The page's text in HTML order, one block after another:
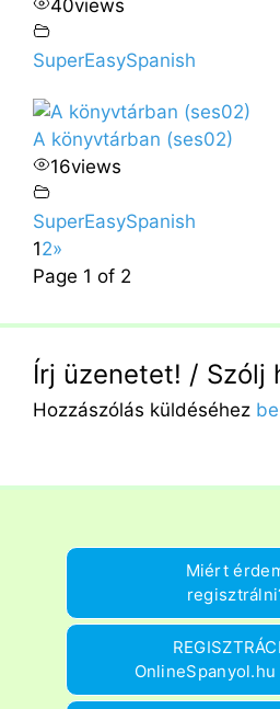
40views
SuperEasySpanish
A könyvtárban (ses02)
16views
SuperEasySpanish
12»
Page 1 of 2
Írj üzenetet! / Szólj
Hozzászólás küldéséhez
Miért